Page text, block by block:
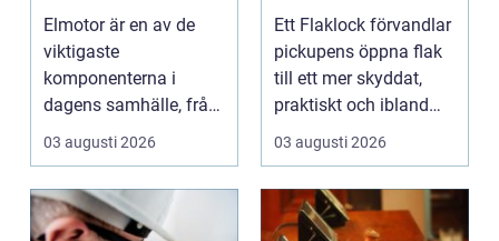
Elmotor är en av de
viktigaste
komponenterna i
dagens samhälle, från
små hushållsapparater
till stor...
03 augusti 2026
Ett Flaklock förvandlar
pickupens öppna flak
till ett mer skyddat,
praktiskt och ibland
också mer br...
03 augusti 2026